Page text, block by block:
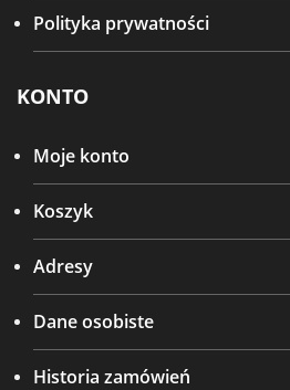
Polityka prywatności
KONTO
Moje konto
Koszyk
Adresy
Dane osobiste
Historia zamówień